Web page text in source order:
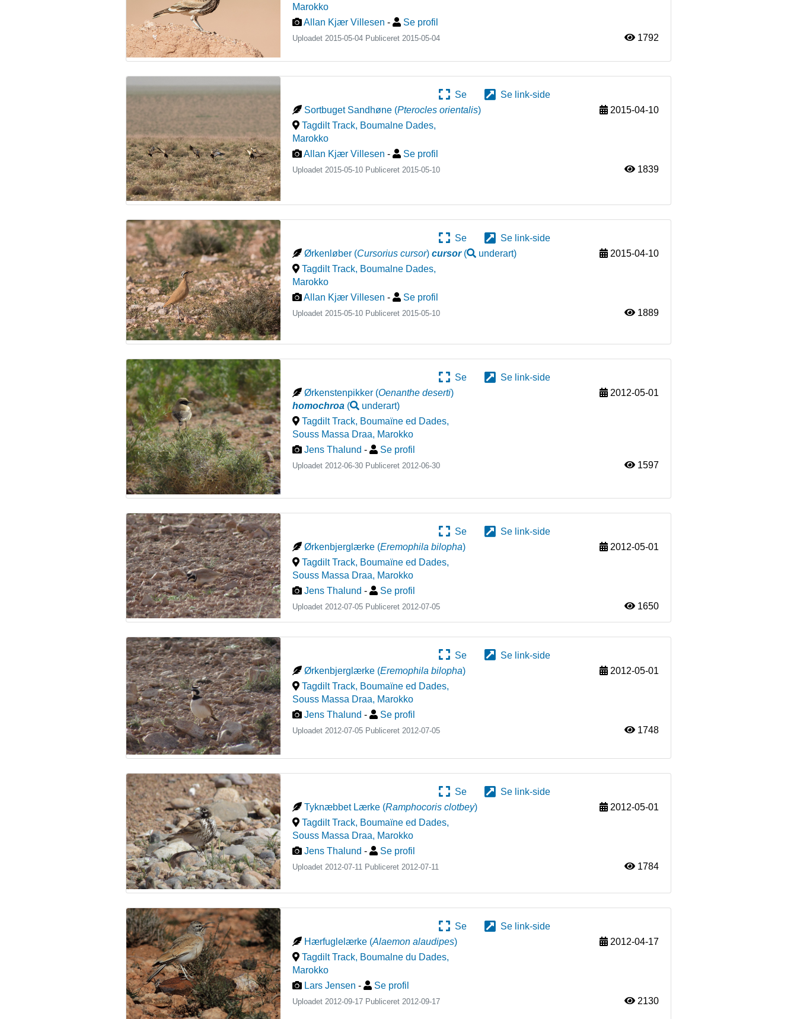
Marokko
Allan Kjær Villesen - Se profil
Uploadet 2015-05-04 Publiceret2015-05-04 1792
Se
Se link-side
Sortbuget Sandhøne (Pterocles orientalis)
2015-04-10
Tagdilt Track, Boumalne Dades,
Marokko
Allan Kjær Villesen - Se profil
Uploadet 2015-05-10 Publiceret2015-05-10 1839
Se
Se link-side
Ørkenløber (Cursorius cursor)cursor( underart)
2015-04-10
Tagdilt Track, Boumalne Dades,
Marokko
Allan Kjær Villesen - Se profil
Uploadet 2015-05-10 Publiceret2015-05-10 1889
Se
Se link-side
Ørkenstenpikker (Oenanthe deserti)
homochroa ( underart)
2012-05-01
Tagdilt Track, Boumaïne ed Dades,
Souss Massa Draa, Marokko
Jens Thalund - Se profil
Uploadet 2012-06-30 Publiceret2012-06-30 1597
Se
Se link-side
Ørkenbjerglærke (Eremophila bilopha)
2012-05-01
Tagdilt Track, Boumaïne ed Dades,
Souss Massa Draa, Marokko
Jens Thalund - Se profil
Uploadet 2012-07-05 Publiceret2012-07-05 1650
Se
Se link-side
Ørkenbjerglærke (Eremophila bilopha)
2012-05-01
Tagdilt Track, Boumaïne ed Dades,
Souss Massa Draa, Marokko
Jens Thalund - Se profil
Uploadet 2012-07-05 Publiceret 2012-07-05 1748
Se
Se link-side
Tyknæbbet Lærke (Ramphocoris clotbey)
2012-05-01
Tagdilt Track, Boumaïne ed Dades,
Souss Massa Draa, Marokko
Jens Thalund - Se profil
Uploadet 2012-07-11 Publiceret2012-07-11 1784
Se
Se link-side
Hærfuglelærke (Alaemon alaudipes)
2012-04-17
Tagdilt Track, Boumalne du Dades,
Marokko
Lars Jensen - Se profil
Uploadet 2012-09-17 Publiceret2012-09-17 2130